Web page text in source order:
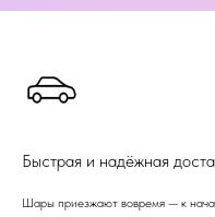
Быстрая и надёжная
Шары приезжают вовремя — к